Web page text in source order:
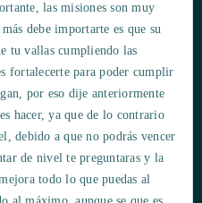
las misiones son muy
debe importarte es que su
tu vallas cumpliendo las
fortalecerte para poder cumplir
por eso dije anteriormente
hacer, ya que de lo contrario
debido a que no podrás vencer
de nivel te preguntaras y la
todo lo que puedas al